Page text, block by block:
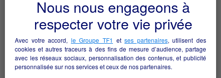
Nous nous engageons à
respecter votre vie privée
Avec votre accord, le Groupe TF1 etses partenaires, utilisent des
cookies et autres traceurs à des fins de mesure d’audience, partage
avec les réseaux sociaux, personnalisation des contenus, et publicité
personnalisée sur nos services et ceux de nos partenaires.